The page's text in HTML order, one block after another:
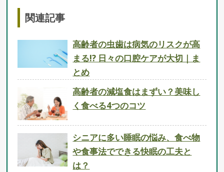
関連記事
高齢者の虫歯は病気のリスクが高
まる!? 日々の口腔ケアが大切｜ま
とめ
高齢者の減塩食はまずい？美味し
く食べる4つのコツ
シニアに多い睡眠の悩み、食べ物
や食事法でできる快眠の工夫と
は？